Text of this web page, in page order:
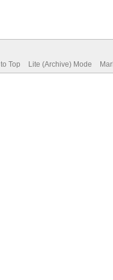
Top Lite (Archive) Mode